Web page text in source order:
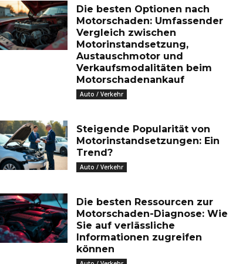
Die besten Optionen nach
Motorschaden: Umfassender
Vergleich zwischen
Motorinstandsetzung,
Austauschmotor und
Verkaufsmodalitäten beim
Motorschadenankauf
Auto / Verkehr
Steigende Popularität von
Motorinstandsetzungen: Ein
Trend?
Auto / Verkehr
Die besten Ressourcen zur
Motorschaden-Diagnose: Wie
Sie auf verlässliche
Informationen zugreifen
können